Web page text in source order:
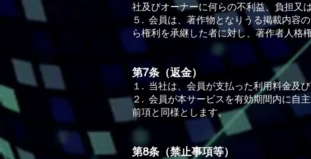
社及びオーナーに何らの不利益、負担⼜
５. 会員は、著作物となりうる掲載内容
ら権利を承継した者に対し、著作者⼈格
第7条（返⾦）
１. 当社は、会員が⽀払った利⽤料⾦及
２. 会員が本サービスを有効期間内に⾃
前項と同様とします。
第8条（禁⽌事項等）